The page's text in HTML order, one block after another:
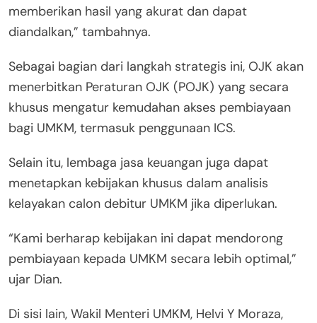
memberikan hasil yang akurat dan dapat
diandalkan,” tambahnya.
Sebagai bagian dari langkah strategis ini, OJK akan
menerbitkan Peraturan OJK (POJK) yang secara
khusus mengatur kemudahan akses pembiayaan
bagi UMKM, termasuk penggunaan ICS.
Selain itu, lembaga jasa keuangan juga dapat
menetapkan kebijakan khusus dalam analisis
kelayakan calon debitur UMKM jika diperlukan.
“Kami berharap kebijakan ini dapat mendorong
pembiayaan kepada UMKM secara lebih optimal,”
ujar Dian.
Di sisi lain, Wakil Menteri UMKM, Helvi Y Moraza,